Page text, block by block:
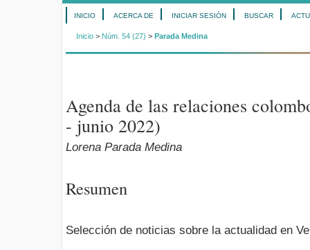
INICIO ACERCA DE INICIAR SESIÓN BUSCAR
Inicio > Núm. 54 (27) > Parada Medina
Agenda de las relaciones
- junio 2022)
Lorena Parada Medina
Resumen
Selección de noticias sobre la actualidad en